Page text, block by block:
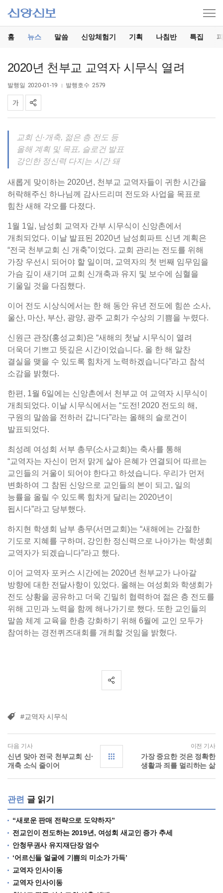
홈 뉴스 말씀 신앙체험기 기획 나침반 특집
2020년 천부교 교역자 시무식 열려
발행일 2020-01-19 발행호수 2579
교회 신·개축, 젊은 층 전도 등
올해 계획 및 목표, 슬로건 발표
강인한 정신력 다지는 시간 돼
새롭게 맞이하는 2020년, 천부교 교역자들이 귀한 시간을
허락해주신 하나님께 감사드리며 전도와 사업을 목표로
힘찬 새해 각오를 다졌다.
1월 1일, 남성회 교역자 간부 시무식이 신앙촌에서
개최되었다. 이날 발표된 2020년 남성회파트 신년 계획은
“전국 천부교회 신 개축”이었다. 교회 관리는 전도를 위해
가장 우선시 되어야 할 일이며, 교역자의 첫 번째 임무임을
가슴 깊이 새기며 교회 신개축과 유지 및 보수에 심혈을
기울일 것을 다짐했다.
이어 전도 시상식에서는 한 해 동안 유년 전도에 힘쓴 소사,
울산, 마산, 부산, 광양, 광주 교회가 수상의 기쁨을 누렸다.
신원근 관장(홍성교회)은 “새해의 첫날 시무식이 열려
더욱더 기쁘고 뜻깊은 시간이었습니다. 올 한 해 알찬
결실을 맺을 수 있도록 힘차게 노력하겠습니다”라고 참석
소감을 밝혔다.
한편, 1월 6일에는 신앙촌에서 천부교 여 교역자 시무식이
개최되었다. 이날 시무식에서는 “도전! 2020 전도의 해,
구원의 말씀을 전하러 갑니다”라는 올해의 슬로건이
발표되었다.
최성례 여성회 서부 총무(소사교회)는 축사를 통해
“교역자는 자신이 먼저 맑게 살아 은혜가 연결되어 따르는
교인들의 거울이 되어야 한다고 하셨습니다. 우리가 먼저
변화하여 그 참된 신앙으로 교인들의 본이 되고, 일의
능률을 올릴 수 있도록 힘차게 달리는 2020년이
됩시다”라고 당부했다.
하지현 학생회 남부 총무(서면교회)는 “새해에는 간절한
기도로 지혜를 구하며, 강인한 정신력으로 나아가는 학생회
교역자가 되겠습니다”라고 했다.
이어 교역자 포커스 시간에는 2020년 천부교가 나아갈
방향에 대한 전달사항이 있었다. 올해는 여성회와 학생회가
전도 상황을 공유하고 더욱 긴밀히 협력하여 젊은 층 전도를
위해 고민과 노력을 함께 해나가기로 했다. 또한 교인들의
말씀 체계 교육을 한층 강화하기 위해 6월에 교인 모두가
참여하는 경전퀴즈대회를 개최할 것임을 밝혔다.
#교역자 시무식
다음 기사
신년 맞아 전국 천부교회 신·
개축 소식 줄이어
이전 기사
가장 중요한 것은 정확한
생활과 죄를 멀리하는 삶
관련 글 읽기
“새로운 판매 전략으로 도약하자”
전교인이 전도하는 2019년, 여성회 새교인 증가 추세
안청무권사 유지재단장 엄수
‘어르신들 얼굴에 기쁨의 미소가 가득’
교역자 인사이동
교역자 인사이동